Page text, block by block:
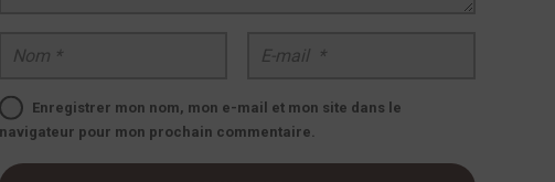
Enregistrer mon nom, mon e-mail et mon site dans le
navigateur pour mon prochain commentaire.